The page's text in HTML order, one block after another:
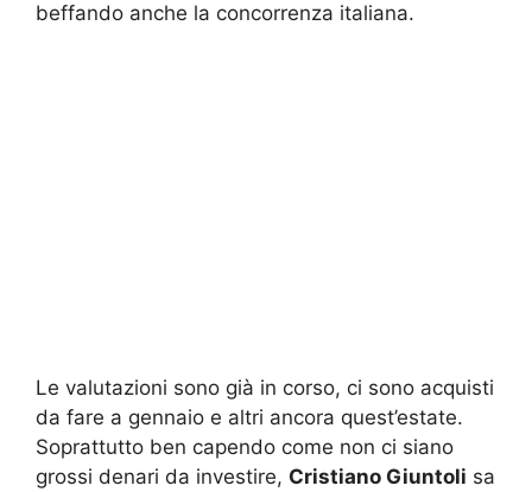
beffando anche la concorrenza italiana.
Le valutazioni sono già in corso, ci sono acquisti
da fare a gennaio e altri ancora quest’estate.
Soprattutto ben capendo come non ci siano
grossi denari da investire, Cristiano Giuntoli sa